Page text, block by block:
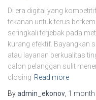
Di era digital yang
tekanan untuk terus
seringkali terjebak pada
kurang efektif. Bayangkan
atau layanan berkualitas
calon pelanggan sulit
closing Read more
Byadmin_ekonov 1 month